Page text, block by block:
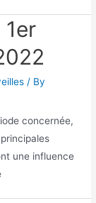
/ By
concernée,
une influence